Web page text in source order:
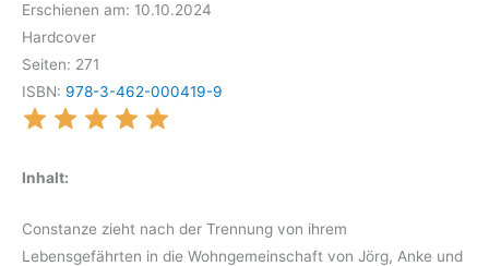
Erschienen am: 10.10.2024
Hardcover
Seiten: 271
ISBN: 978-3-462-000419-9
Inhalt:
Constanze zieht nach der Trennung von ihrem
Lebensgefährten in die Wohngemeinschaft von Jörg, Anke und